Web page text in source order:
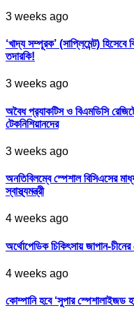
3 weeks ago
‘খাদ্য সম্পূরক’ (সাপ্লিমেন্ট)
তদারকি!
3 weeks ago
অবৈধ প্র‍্যাকটিস ও বিএমডিসি
টেকনিশিয়ানদের
3 weeks ago
অনতিবিলম্বে স্পেশাল বিসিএসের
স্বাস্থ্যমন্ত্রী
4 weeks ago
অর্থোপেডিক চিকিৎসায় জাপান-
4 weeks ago
কোম্পানি হবে ‘সুপার স্পেশালাইজড